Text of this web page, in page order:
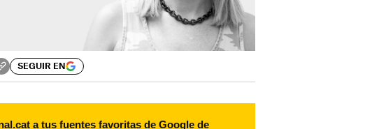
SEGUIR EN
a tus fuentes favoritas de Google de